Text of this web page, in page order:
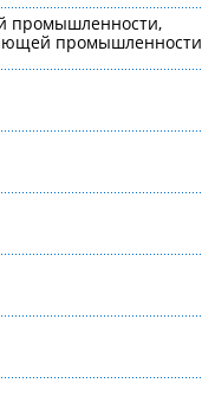
промышленности,
промышленности